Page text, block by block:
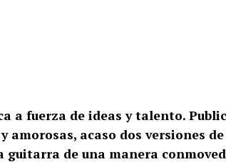
a fuerza de ideas y talento.
acaso dos versiones
guitarra de una manera